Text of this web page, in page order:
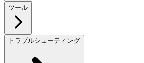
ツール
トラブルシューティング